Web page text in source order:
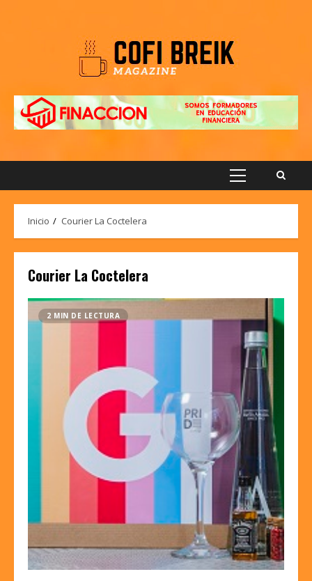
Menú
Inicio Courier La Coctelera
Courier La Coctelera
2 MIN DE LECTURA